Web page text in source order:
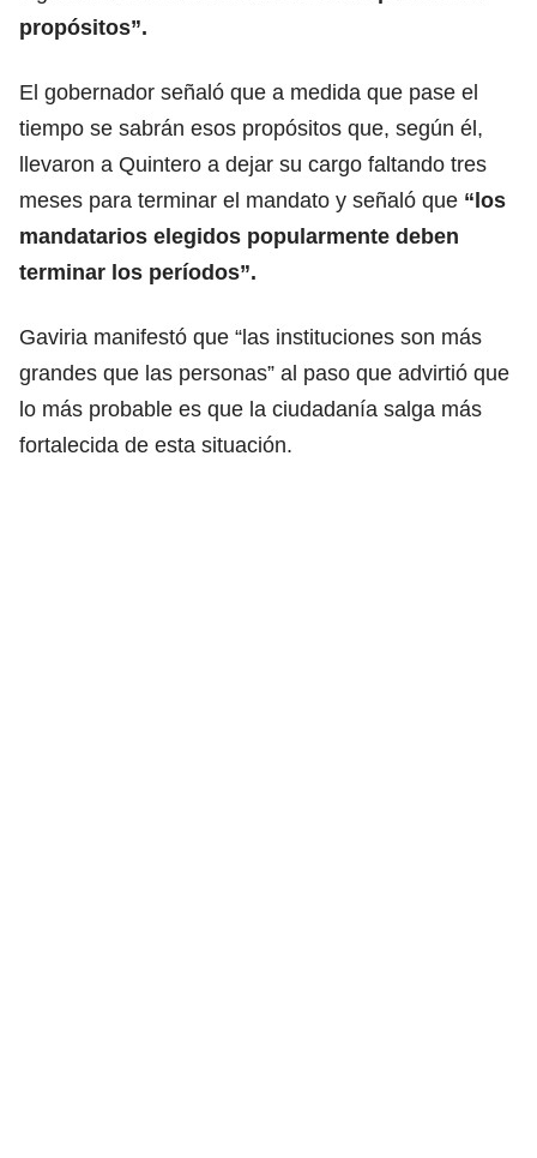
propósitos”.
El gobernador señaló que a medida que pase el
tiempo se sabrán esos propósitos que, según él,
llevaron a Quintero a dejar su cargo faltando tres
meses para terminar el mandato y señaló que “los
mandatarios elegidos popularmente deben
terminar los períodos”.
Gaviria manifestó que “las instituciones son más
grandes que las personas” al paso que advirtió que
lo más probable es que la ciudadanía salga más
fortalecida de esta situación.